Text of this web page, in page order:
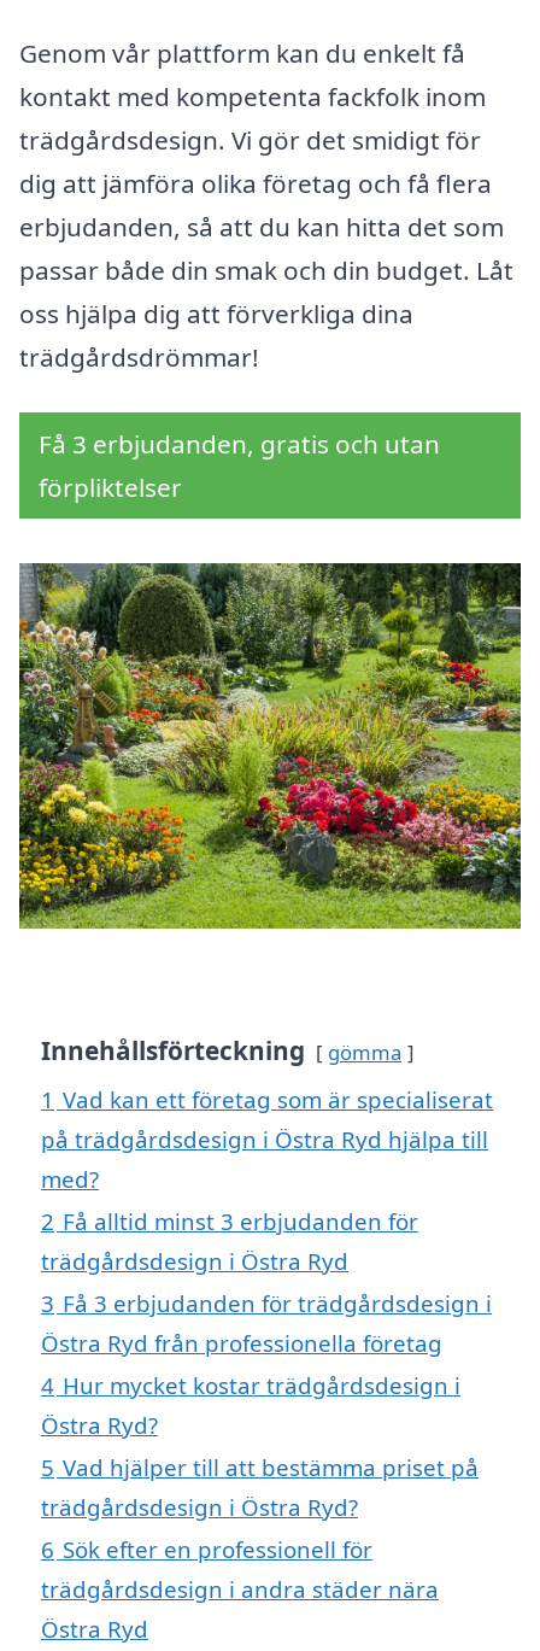
Genom vår plattform kan du enkelt få
kontakt med kompetenta fackfolk inom
trädgårdsdesign. Vi gör det smidigt för
dig att jämföra olika företag och få flera
erbjudanden, så att du kan hitta det som
passar både din smak och din budget. Låt
oss hjälpa dig att förverkliga dina
trädgårdsdrömmar!
Få 3 erbjudanden, gratis och utan
förpliktelser
Innehållsförteckning gömma
1 Vad kan ett företag som är specialiserat
på trädgårdsdesign i Östra Ryd hjälpa till
med?
2 Få alltid minst 3 erbjudanden för
trädgårdsdesign i Östra Ryd
3 Få 3 erbjudanden för trädgårdsdesign i
Östra Ryd från professionella företag
4 Hur mycket kostar trädgårdsdesign i
Östra Ryd?
5 Vad hjälper till att bestämma priset på
trädgårdsdesign i Östra Ryd?
6 Sök efter en professionell för
trädgårdsdesign i andra städer nära
Östra Ryd